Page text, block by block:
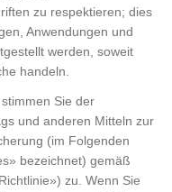
zu respektieren; dies
Anwendungen und
werden, soweit
handeln.
Sie der
und anderen Mitteln zur
(im Folgenden
bezeichnet) gemäß
zu. Wenn Sie